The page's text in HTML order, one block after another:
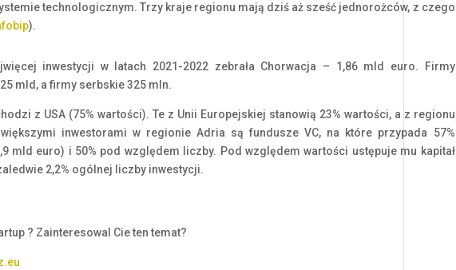
technologicznym. Trzy kraje regionu mają dziś aż sześć jednorożców, z czego
).
inwestycji w latach 2021-2022 zebrała Chorwacja – 1,86 mld euro. Firmy
mld, a firmy serbskie 325 mln.
z USA (75% wartości). Te z Unii Europejskiej stanowią 23% wartości, a z regionu
inwestorami w regionie Adria są fundusze VC, na które przypada 57%
mld euro) i 50% pod względem liczby. Pod względem wartości ustępuje mu kapitał
2,2% ogólnej liczby inwestycji.
? Zainteresowal Cie ten temat?